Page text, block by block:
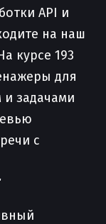
API и
на наш
курсе 193
для
задачами
с